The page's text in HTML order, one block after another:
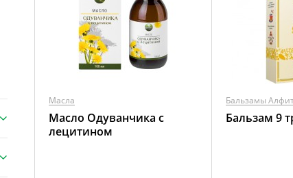
Масла
Масло Одуванчика с
лецитином
Бальзамы
Бальзам 9